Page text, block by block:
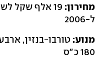
מחירון:
ל-2006
מנוע:
180 כ"ס